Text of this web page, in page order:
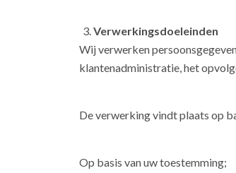
Verwerkingsdoeleinden
Wij verwerken
klantenadministratie, het
De verwerking vindt plaats op
Op basis van uw toestemming;